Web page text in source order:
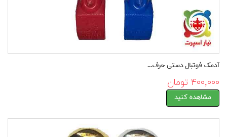
آدمک فوتبال دستی حرف...
۴۰۰,۰۰۰ تومان
مشاهده کنید